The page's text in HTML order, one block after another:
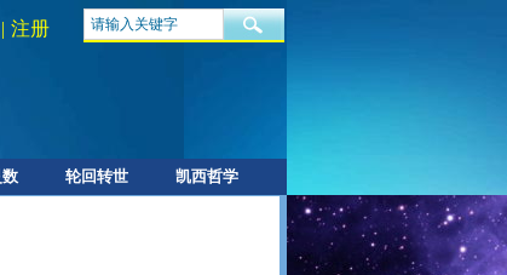
| 注册
轮回转世 凯西哲学